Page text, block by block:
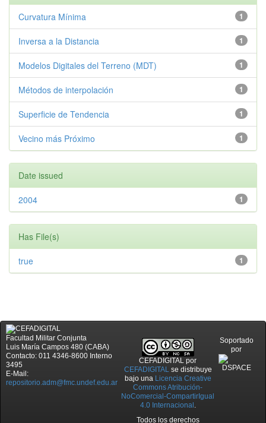
1
Curvatura Mínima
1
Inversa a la Distancia
1
Modelos Digitales del Terreno (MDT)
1
Métodos de interpolación
1
Superficie de Tendencia
1
Vecino más Próximo
Date issued
1
2004
Has File(s)
1
true
Facultad Militar Conjunta
Luis María Campos 480 (CABA)
Contacto: 011 4346-8600 Interno
3495
E-Mail:
repositorio.adm@fmc.undef.edu.ar
CEFADIGITAL por
CEFADIGITALse distribuye
bajo una Licencia Creative
Commons Atribución-
NoComercial-CompartirIgual
4.0 Internacional .
Todos los derechos
Soportado
por